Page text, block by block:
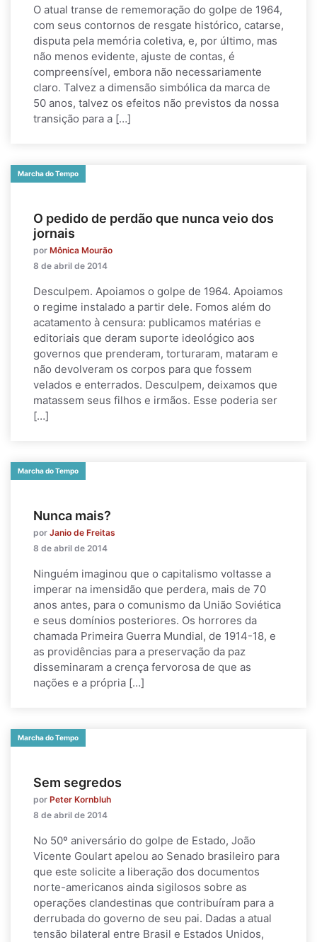
O atual transe de rememoração do golpe de 1964,
com seus contornos de resgate histórico, catarse,
disputa pela memória coletiva, e, por último, mas
não menos evidente, ajuste de contas, é
compreensível, embora não necessariamente
claro. Talvez a dimensão simbólica da marca de
50 anos, talvez os efeitos não previstos da nossa
transição para a […]
Marcha do Tempo
O pedido de perdão que nunca veio dos
jornais
por Mônica Mourão
8 de abril de 2014
Desculpem. Apoiamos o golpe de 1964. Apoiamos
o regime instalado a partir dele. Fomos além do
acatamento à censura: publicamos matérias e
editoriais que deram suporte ideológico aos
governos que prenderam, torturaram, mataram e
não devolveram os corpos para que fossem
velados e enterrados. Desculpem, deixamos que
matassem seus filhos e irmãos. Esse poderia ser
[…]
Marcha do Tempo
Nunca mais?
por Janio de Freitas
8 de abril de 2014
Ninguém imaginou que o capitalismo voltasse a
imperar na imensidão que perdera, mais de 70
anos antes, para o comunismo da União Soviética
e seus domínios posteriores. Os horrores da
chamada Primeira Guerra Mundial, de 1914-18, e
as providências para a preservação da paz
disseminaram a crença fervorosa de que as
nações e a própria […]
Marcha do Tempo
Sem segredos
por Peter Kornbluh
8 de abril de 2014
No 50º aniversário do golpe de Estado, João
Vicente Goulart apelou ao Senado brasileiro para
que este solicite a liberação dos documentos
norte-americanos ainda sigilosos sobre as
operações clandestinas que contribuíram para a
derrubada do governo de seu pai. Dadas a atual
tensão bilateral entre Brasil e Estados Unidos,